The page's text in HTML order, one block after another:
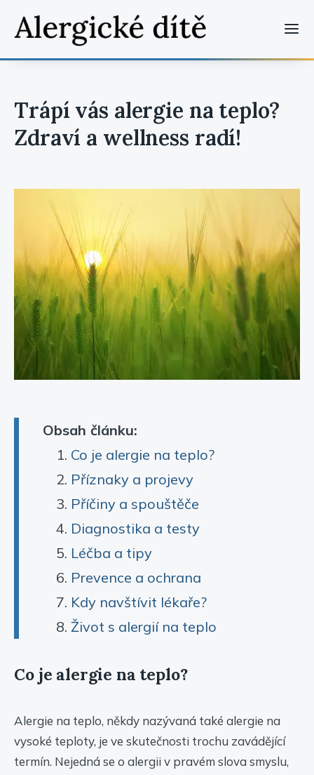
Trápí vás alergie na teplo?
Zdraví a wellness radí!
Obsah článku:
Co je alergie na teplo?
Příznaky a projevy
Příčiny a spouštěče
Diagnostika a testy
Léčba a tipy
Prevence a ochrana
Kdy navštívit lékaře?
Život s alergií na teplo
Co je alergie na teplo?
Alergie na teplo, někdy nazývaná také alergie na
vysoké teploty, je ve skutečnosti trochu zavádějící
termín. Nejedná se o alergii v pravém slova smyslu,